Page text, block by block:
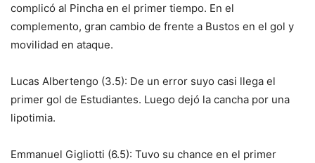
complicó al Pincha en el primer tiempo. En el
complemento, gran cambio de frente a Bustos en el gol y
movilidad en ataque.
Lucas Albertengo (3.5): De un error suyo casi llega el
primer gol de Estudiantes. Luego dejó la cancha por una
lipotimia.
Emmanuel Gigliotti (6.5): Tuvo su chance en el primer